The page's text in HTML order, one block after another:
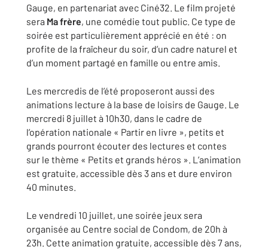
Gauge, en partenariat avec Ciné32. Le film projeté
sera Ma frère, une comédie tout public. Ce type de
soirée est particulièrement apprécié en été : on
profite de la fraîcheur du soir, d’un cadre naturel et
d’un moment partagé en famille ou entre amis.
Les mercredis de l’été proposeront aussi des
animations lecture à la base de loisirs de Gauge. Le
mercredi 8 juillet à 10h30, dans le cadre de
l’opération nationale « Partir en livre », petits et
grands pourront écouter des lectures et contes
sur le thème « Petits et grands héros ». L’animation
est gratuite, accessible dès 3 ans et dure environ
40 minutes.
Le vendredi 10 juillet, une soirée jeux sera
organisée au Centre social de Condom, de 20h à
23h. Cette animation gratuite, accessible dès 7 ans,